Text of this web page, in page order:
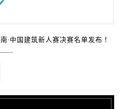
·中国建筑新人赛决赛名单发布！